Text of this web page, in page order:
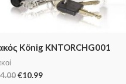
König KNTORCHG001
€10.99